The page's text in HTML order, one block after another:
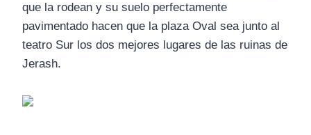
que la rodean y su suelo perfectamente
pavimentado hacen que la plaza Oval sea junto al
teatro Sur los dos mejores lugares de las ruinas de
Jerash.